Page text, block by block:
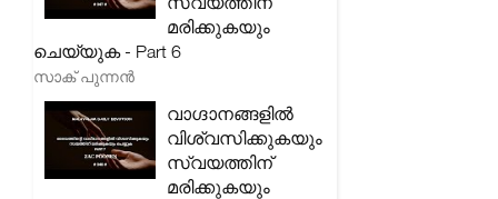
മരിക്കുകയും
ചെയ്യുക - Part 6
സാക് പുന്നൻ
വാഗ്ദാനങ്ങളിൽ
വിശ്വസിക്കുകയും
സ്വയത്തിന്
മരിക്കുകയും